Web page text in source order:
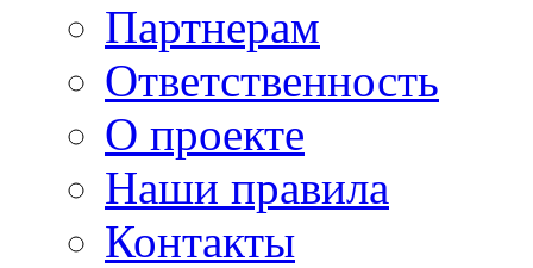
Партнерам
Ответственность
О проекте
Наши правила
Контакты